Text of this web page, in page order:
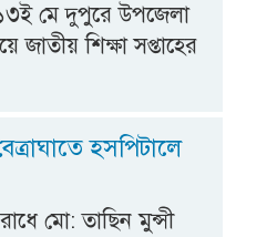
মে দুপুরে উপজেলা
জাতীয় শিক্ষা সপ্তাহের
হসপিটালে
মো: তাছিন মুন্সী